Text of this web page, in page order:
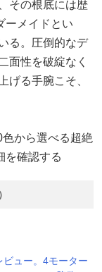
その根底には歴
ーメイドとい
る。圧倒的なデ
面性を破綻なく
げる手腕こそ、
色から選べる超絶
を確認する
ビュー。4モーター